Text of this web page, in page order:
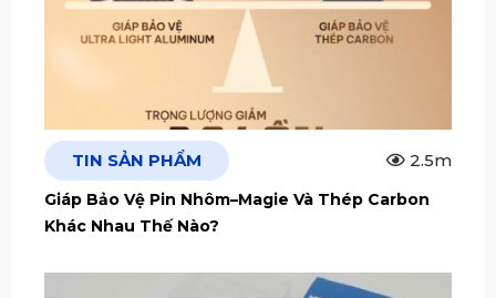
TIN SẢN PHẨM 2.5m
Giáp Bảo Vệ Pin Nhôm–Magie Và Thép Carbon
Khác Nhau Thế Nào?